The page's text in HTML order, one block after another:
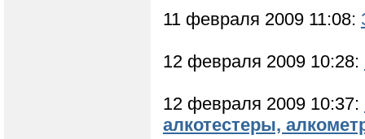
11 февраля 2009 11:08:
12 февраля 2009 10:28:
12 февраля 2009 10:37:
алкотестеры,